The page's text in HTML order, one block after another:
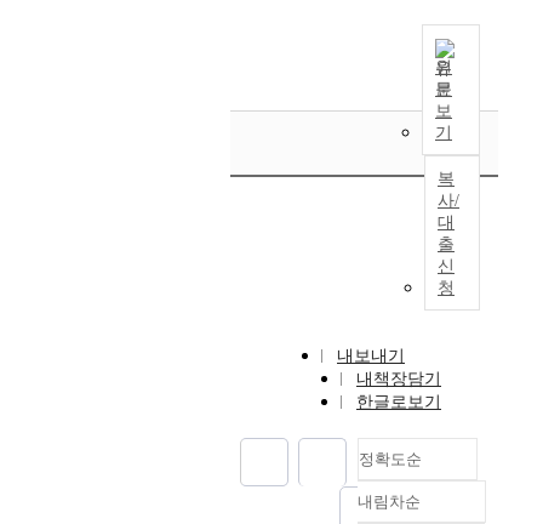
원
문
보
기
복
사/
대
출
신
청
내보내기
내책장담기
한글로보기
정확도순
정확도
내림차순